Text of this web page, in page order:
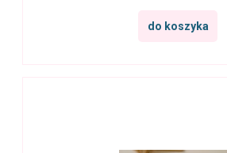
do koszyka